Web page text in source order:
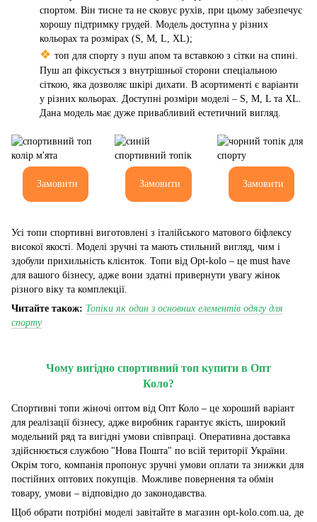
спортом. Він тисне та не сковує рухів, при цьому забезпечує
хорошу підтримку грудей. Модель доступна у різних
кольорах та розмірах (S, M, L, XL);
❖ топ для спорту з пуш апом та вставкою з сітки на спині.
Пуш ап фіксується з внутрішньої сторони спеціальною
сіткою, яка дозволяє шкірі дихати. В асортименті є варіанти
у різних кольорах. Доступні розміри моделі – S, M, L та XL.
Дана модель має дуже привабливий естетичний вигляд.
Замовити Замовити Замовити
Усі топи спортивні виготовлені з італійського матового біфлексу
високої якості. Моделі зручні та мають стильний вигляд, чим і
здобули прихильність клієнток. Топи від Opt-kolo – це must have
для вашого бізнесу, адже вони здатні привернути увагу жінок
різного віку та комплекції.
Читайте також: Топіки як один з основних елементів одягу для
спорту
Чому вигідно спортивний топ купити в Опт
Коло?
Спортивні топи жіночі оптом від Опт Коло – це хороший варіант
для реалізації бізнесу, адже виробник гарантує якість, широкий
модельний ряд та вигідні умови співпраці. Оперативна доставка
здійснюється службою "Нова Пошта" по всій території України.
Окрім того, компанія пропонує зручні умови оплати та знижки для
постійних оптових покупців. Можливе повернення та обмін
товару, умови – відповідно до законодавства.
Щоб обрати потрібні моделі завітайте в магазин opt-kolo.com.ua, де